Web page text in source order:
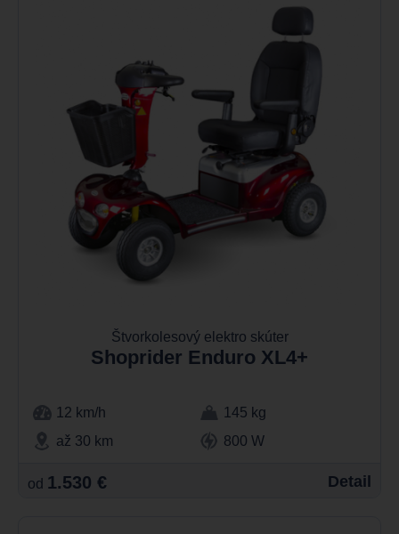
Štvorkolesový elektro skúter
Shoprider Enduro XL4+
12 km/h
145 kg
až 30 km
800 W
od 1.530 € Detail